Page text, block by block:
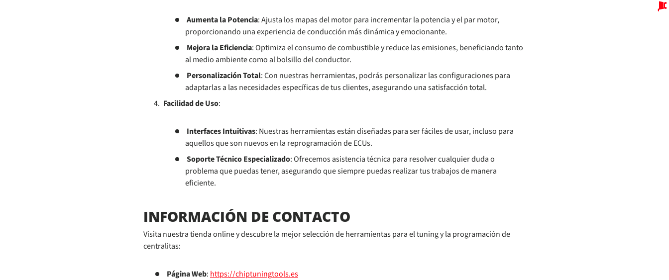
Aumenta la Potencia: Ajusta los mapas del motor para incrementar la potencia y el par motor,
proporcionando una experiencia de conducción más dinámica y emocionante.
Mejora la Eficiencia: Optimiza el consumo de combustible y reduce las emisiones, beneficiando tanto
al medio ambiente como al bolsillo del conductor.
Personalización Total: Con nuestras herramientas, podrás personalizar las configuraciones para
adaptarlas a las necesidades específicas de tus clientes, asegurando una satisfacción total.
Facilidad de Uso:
Interfaces Intuitivas: Nuestras herramientas están diseñadas para ser fáciles de usar, incluso para
aquellos que son nuevos en la reprogramación de ECUs.
Soporte Técnico Especializado: Ofrecemos asistencia técnica para resolver cualquier duda o
problema que puedas tener, asegurando que siempre puedas realizar tus trabajos de manera
eficiente.
INFORMACIÓN DE CONTACTO
Visita nuestra tienda online y descubre la mejor selección de herramientas para el tuning y la programación de
centralitas:
Página Web: https://chiptuningtools.es